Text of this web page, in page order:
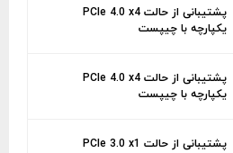
پشتیبانی از حالت PCIe 4.0 x4
یکپارچه با چیپست
پشتیبانی از حالت PCIe 4.0 x4
یکپارچه با چیپست
پشتیبانی از حالت PCIe 3.0 x1